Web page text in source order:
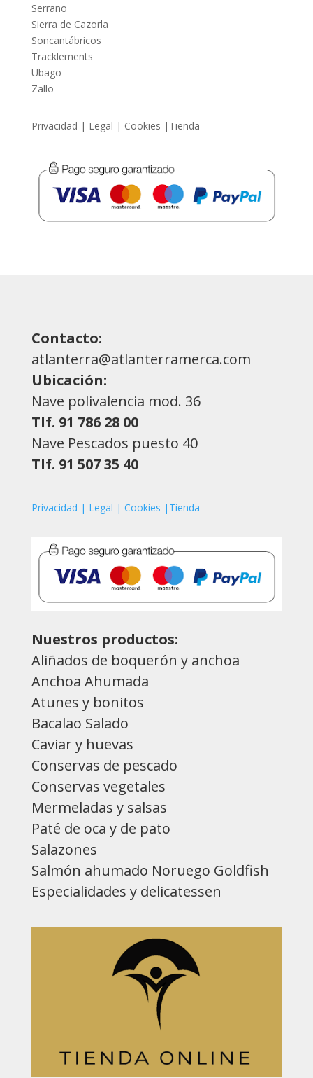
Serrano
Sierra de Cazorla
Soncantábricos
Tracklements
Ubago
Zallo
Privacidad | Legal | Cookies |Tienda
Contacto:
atlanterra@atlanterramerca.com
Ubicación:
Nave polivalencia mod. 36
Tlf. 91 786 28 00
Nave Pescados puesto 40
Tlf. 91 507 35 40
Privacidad | Legal | Cookies |Tienda
Nuestros productos:
Aliñados de boquerón y anchoa
Anchoa Ahumada
Atunes y bonitos
Bacalao Salado
Caviar y huevas
Conservas de pescado
Conservas vegetales
Mermeladas y salsas
Paté de oca y de pato
Salazones
Salmón ahumado Noruego Goldfish
Especialidades y delicatessen